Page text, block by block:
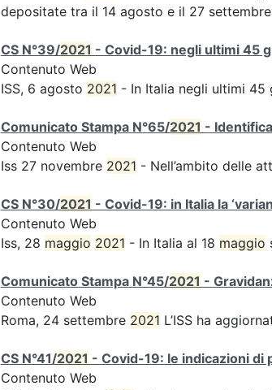
depositate tra il 14 agosto e il 27
CS N°39/2021 - Covid-19: negli ultimi 45
Contenuto Web
ISS, 6 agosto 2021 - In Italia negli ultimi 45
Comunicato Stampa N°65/2021 -
Contenuto Web
Iss 27 novembre 2021 - Nell’ambito delle
CS N°30/2021 - Covid-19: in Italia la
Contenuto Web
Iss, 28 maggio 2021 - In Italia al 18 maggio
Comunicato Stampa N°45/2021 -
Contenuto Web
Roma, 24 settembre 2021 L’ISS ha
CS N°41/2021 - Covid-19: le indicazioni di
Contenuto Web